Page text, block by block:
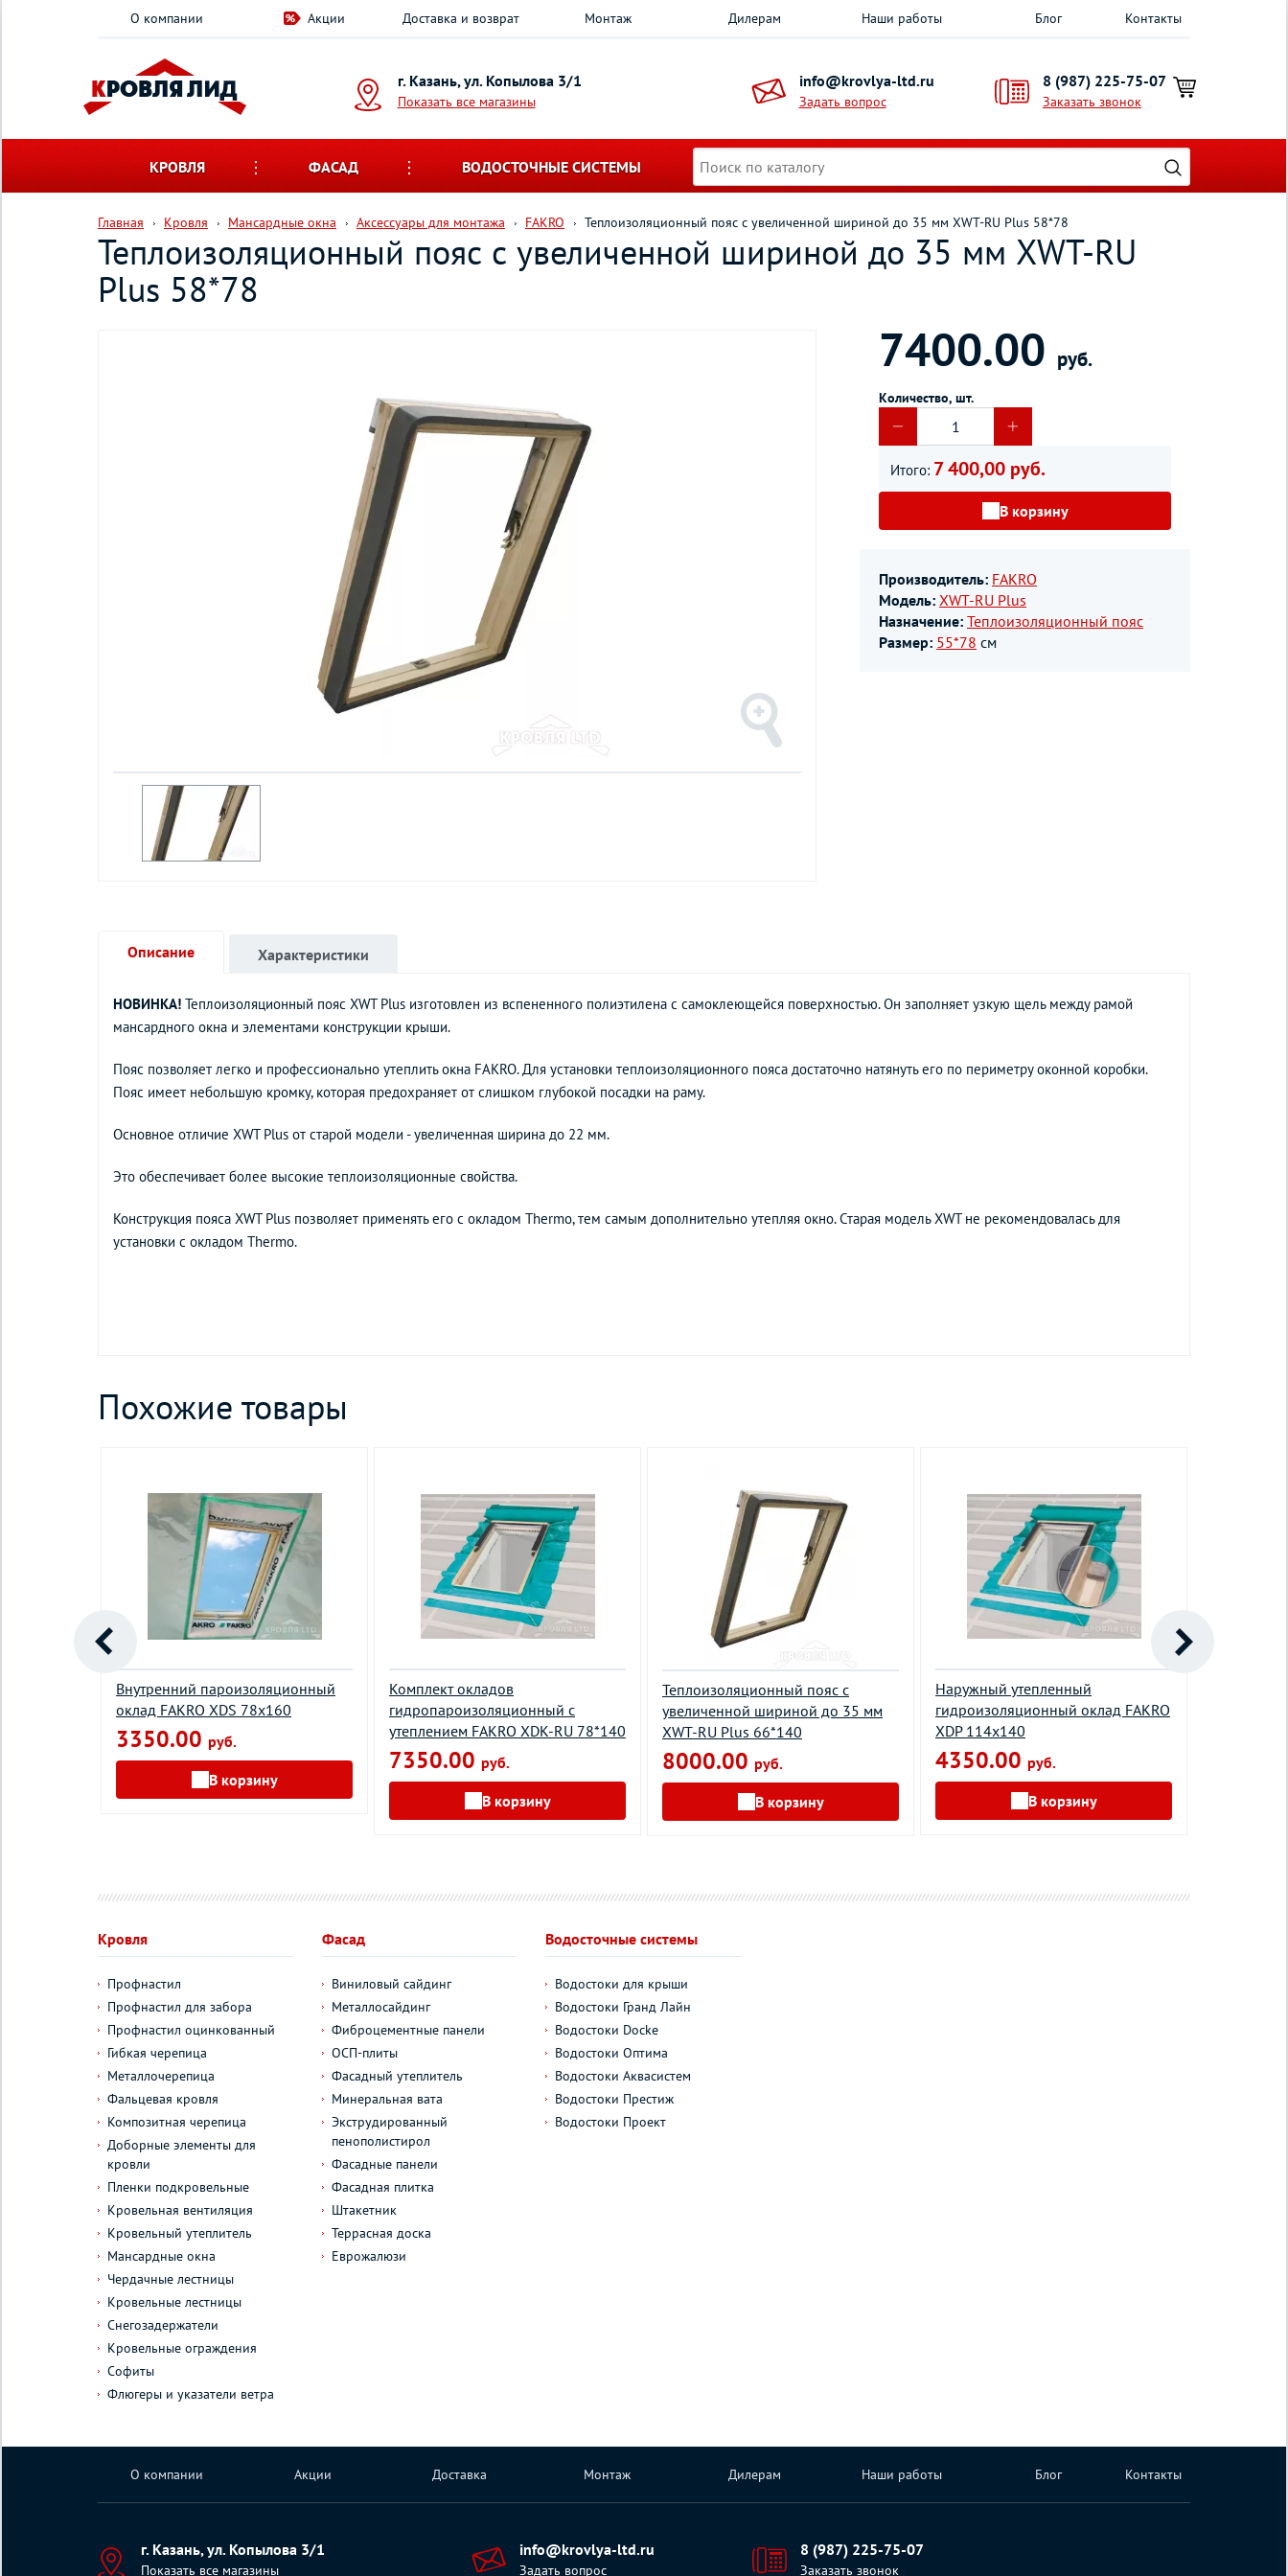
О компании Акции Доставка и возврат Монтаж Дилерам Наши работы Блог Контакты
г. Казань, ул. Копылова 3/1
Показать все магазины
info@krovlya-ltd.ru
Задать вопрос
8 (987) 225-75-07
Заказать звонок
КРОВЛЯ ФАСАД ВОДОСТОЧНЫЕ СИСТЕМЫ
Главная Кровля Мансардные окна Аксессуары для монтажа FAKRO Теплоизоляционный пояс с увеличенной шириной до 35 мм XWT-RU Plus 58*78
Теплоизоляционный пояс с увеличенной шириной до 35 мм XWT-RU
Plus 58*78
7400.00 руб.
Количество, шт.
Итого: 7 400,00 руб.
В корзину
Производитель: FAKRO
Модель: XWT-RU Plus
Назначение: Теплоизоляционный пояс
Размер: 55*78 см
Описание
НОВИНКА! Теплоизоляционный пояс XWT Plus изготовлен из вспененного полиэтилена с самоклеющейся поверхностью. Он заполняет узкую щель между рамой
мансардного окна и элементами конструкции крыши.
Пояс позволяет легко и профессионально утеплить окна FAKRO. Для установки теплоизоляционного пояса достаточно натянуть его по периметру оконной коробки.
Пояс имеет небольшую кромку, которая предохраняет от слишком глубокой посадки на раму.
Основное отличие XWT Plus от старой модели - увеличенная ширина до 22 мм.
Это обеспечивает более высокие теплоизоляционные свойства.
Конструкция пояса XWT Plus позволяет применять его с окладом Thermo, тем самым дополнительно утепляя окно. Старая модель XWT не рекомендовалась для
установки с окладом Thermo.
Характеристики
Похожие товары
Внутренний пароизоляционный
оклад FAKRO XDS 78х160
3350.00 руб.
В корзину
Комплект окладов
гидропароизоляционный c
утеплением FAKRO XDK-RU 78*140
7350.00 руб.
В корзину
Теплоизоляционный пояс с
увеличенной шириной до 35 мм
XWT-RU Plus 66*140
8000.00 руб.
В корзину
Наружный утепленный
гидроизоляционный оклад FAKRO
XDP 114х140
4350.00 руб.
В корзину
Кровля
Профнастил
Профнастил для забора
Профнастил оцинкованный
Гибкая черепица
Металлочерепица
Фальцевая кровля
Композитная черепица
Доборные элементы для
кровли
Пленки подкровельные
Кровельная вентиляция
Кровельный утеплитель
Мансардные окна
Чердачные лестницы
Кровельные лестницы
Снегозадержатели
Кровельные ограждения
Софиты
Флюгеры и указатели ветра
Фасад
Виниловый сайдинг
Металлосайдинг
Фиброцементные панели
ОСП-плиты
Фасадный утеплитель
Минеральная вата
Экструдированный
пенополистирол
Фасадные панели
Фасадная плитка
Штакетник
Террасная доска
Еврожалюзи
Водосточные системы
Водостоки для крыши
Водостоки Гранд Лайн
Водостоки Docke
Водостоки Оптима
Водостоки Аквасистем
Водостоки Престиж
Водостоки Проект
О компании Акции Доставка Монтаж Дилерам Наши работы Блог Контакты
г. Казань, ул. Копылова 3/1
Показать все магазины
info@krovlya-ltd.ru
Задать вопрос
8 (987) 225-75-07
Заказать звонок